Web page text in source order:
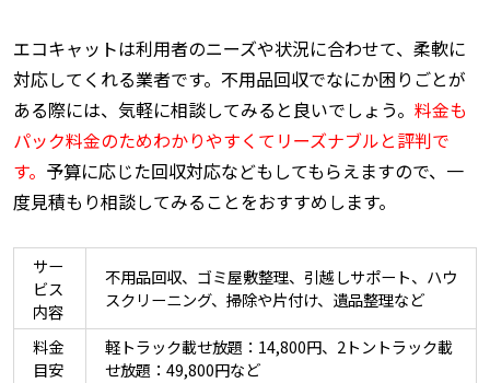
エコキャットは利用者のニーズや状況に合わせて、柔軟に
対応してくれる業者です。不用品回収でなにか困りごとが
ある際には、気軽に相談してみると良いでしょう。 料金も
パック料金のためわかりやすくてリーズナブルと評判で
す。 予算に応じた回収対応などもしてもらえますので、一
度見積もり相談してみることをおすすめします。
サー
ビス
内容
不用品回収、ゴミ屋敷整理、引越しサポート、ハウ
スクリーニング、掃除や片付け、遺品整理など
料金
目安
軽トラック載せ放題：14,800円、2トントラック載
せ放題：49,800円など